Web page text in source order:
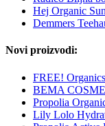
Hej Organic
Demmers
Novi proizvodi:
FREE!
BEMA
Propolia
Lily Lolo